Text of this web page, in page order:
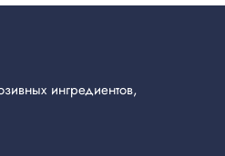
ингредиентов,